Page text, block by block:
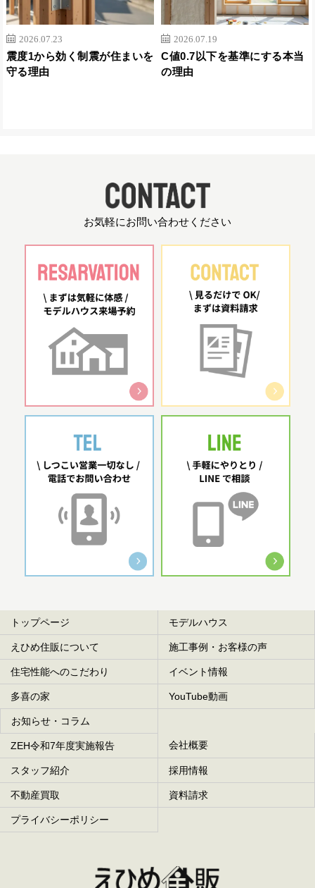
2026.07.23
震度1から効く制震が住まいを
守る理由
2026.07.19
C値0.7以下を基準にする本当
の理由
お気軽にお問い合わせください
トップページ モデルハウス
えひめ住販について 施工事例・お客様の声
住宅性能へのこだわり イベント情報
多喜の家 YouTube動画
お知らせ・コラム
ZEH令和7年度実施報告 会社概要
スタッフ紹介 採用情報
不動産買取 資料請求
プライバシーポリシー